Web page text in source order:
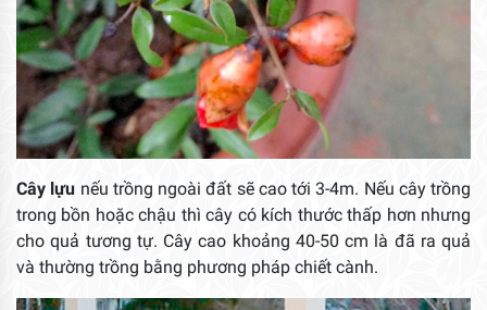
Cây lựu nếu trồng ngoài đất sẽ cao tới 3-4m. Nếu cây trồng
trong bồn hoặc chậu thì cây có kích thước thấp hơn nhưng
cho quả tương tự. Cây cao khoảng 40-50 cm là đã ra quả
và thường trồng bằng phương pháp chiết cành.